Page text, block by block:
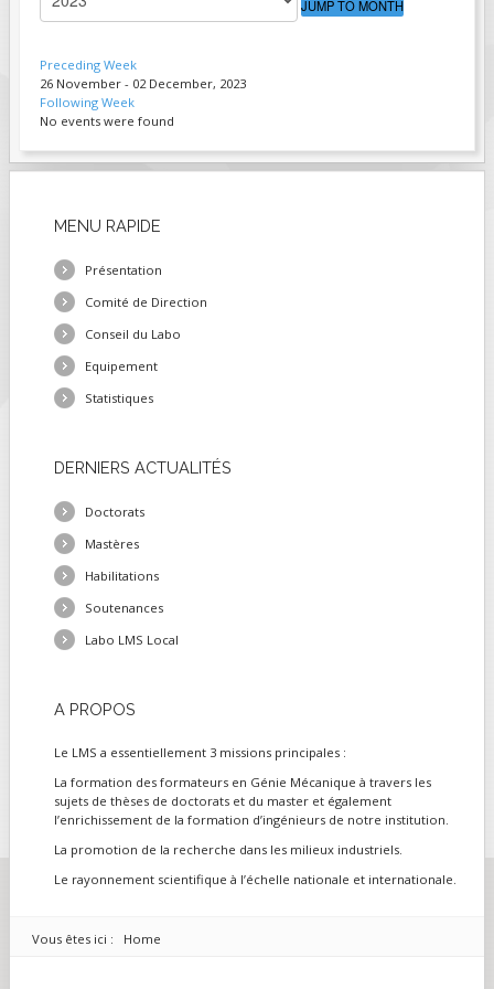
JUMP TO MONTH
Preceding Week
26 November - 02 December, 2023
Following Week
No events were found
MENU RAPIDE
Présentation
Comité de Direction
Conseil du Labo
Equipement
Statistiques
DERNIERS ACTUALITÉS
Doctorats
Mastères
Habilitations
Soutenances
Labo LMS Local
A PROPOS
Le LMS a essentiellement 3 missions principales :
La formation des formateurs en Génie Mécanique à travers les
sujets de thèses de doctorats et du master et également
l’enrichissement de la formation d’ingénieurs de notre institution.
La promotion de la recherche dans les milieux industriels.
Le rayonnement scientifique à l’échelle nationale et internationale.
Vous êtes ici : Home